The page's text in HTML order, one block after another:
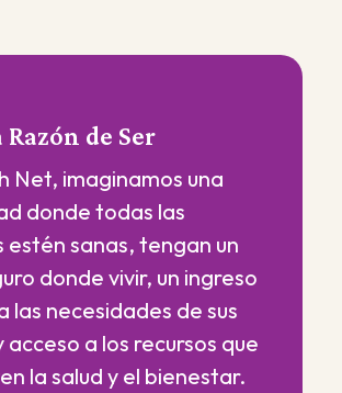
de Ser
Net, imaginamos una
donde todas las
estén sanas, tengan un
donde vivir, un ingreso
las necesidades de sus
acceso a los recursos que
la salud y el bienestar.